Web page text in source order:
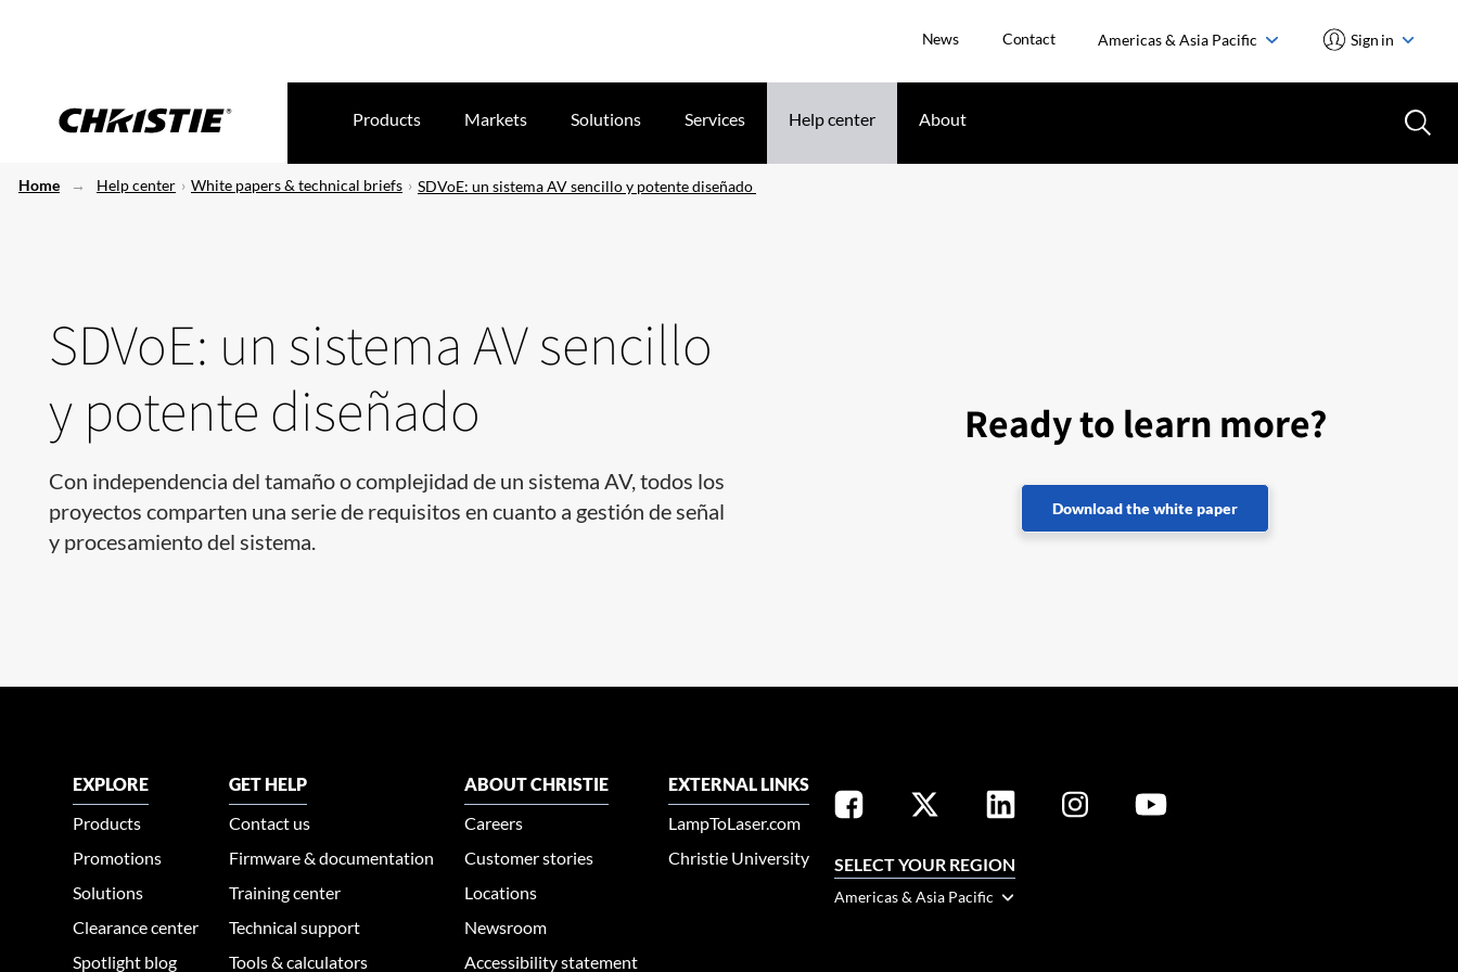
News Contact Americas & Asia Pacific Sign in
Products Markets Solutions Services Help center About
Home Help center White papers & technical briefs SDVoE: un sistema AV sencillo y potente diseñado
SDVoE: un sistema AV sencillo
y potente diseñado
Con independencia del tamaño o complejidad de un sistema AV, todos los
proyectos comparten una serie de requisitos en cuanto a gestión de señal
y procesamiento del sistema. ​
Ready to learn more?
Download the white paper
EXPLORE
Products
Promotions
Solutions
Clearance center
Spotlight blog
GET HELP
Contact us
Firmware & documentation
Training center
Technical support
Tools & calculators
ABOUT CHRISTIE
Careers
Customer stories
Locations
Newsroom
Accessibility statement
EXTERNAL LINKS
LampToLaser.com
Christie University
SELECT YOUR REGION
Americas & Asia Pacific